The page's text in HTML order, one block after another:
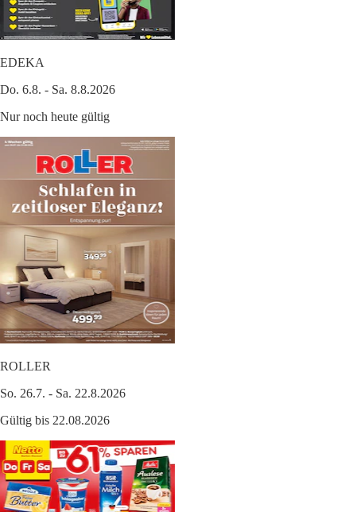
EDEKA
Do. 6.8. - Sa. 8.8.2026
Nur noch heute gültig
ROLLER
So. 26.7. - Sa. 22.8.2026
Gültig bis 22.08.2026